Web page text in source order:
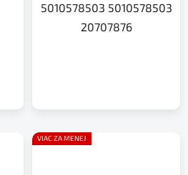
5010578503 5010578503
20707876
VIAC ZA MENEJ